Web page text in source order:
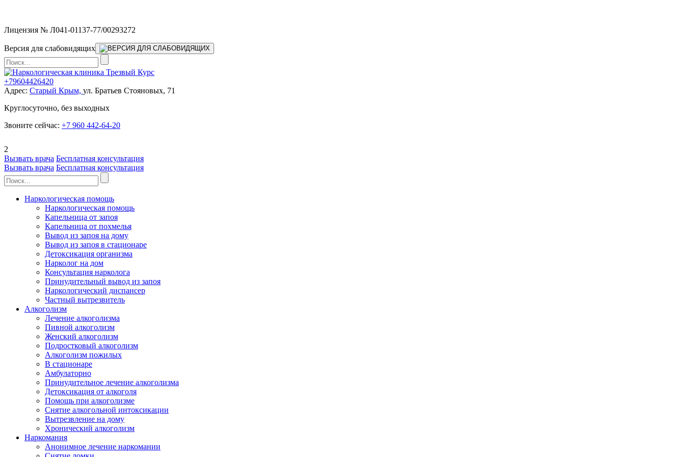
Лицензия № Л041-01137-77/00293272
Версия для слабовидящих
+79604426420
Адрес: Старый Крым, ул. Братьев Стояновых, 71
Круглосуточно, без выходных
Звоните сейчас: +7 960 442-64-20
2
Вызвать врача Бесплатная консультация
Вызвать врача Бесплатная консультация
Наркологическая помощь
Наркологическая помощь
Капельница от запоя
Капельница от похмелья
Вывод из запоя на дому
Вывод из запоя в стационаре
Детоксикация организма
Нарколог на дом
Консультация нарколога
Принудительный вывод из запоя
Наркологический диспансер
Частный вытрезвитель
Алкоголизм
Лечение алкоголизма
Пивной алкоголизм
Женский алкоголизм
Подростковый алкоголизм
Алкоголизм пожилых
В стационаре
Амбулаторно
Принудительное лечение алкоголизма
Детоксикация от алкоголя
Помощь при алкоголизме
Снятие алкогольной интоксикации
Вытрезвление на дому
Хронический алкоголизм
Наркомания
Анонимное лечение наркомании